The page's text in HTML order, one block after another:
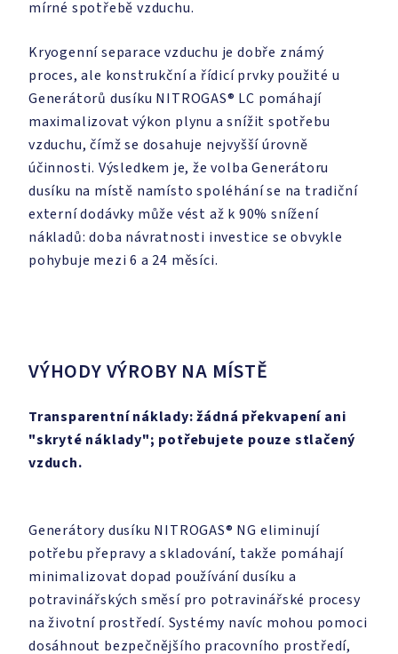
mírné spotřebě vzduchu.
Kryogenní separace vzduchu je dobře známý
proces, ale konstrukční a řídicí prvky použité u
Generátorů dusíku NITROGAS® LC pomáhají
maximalizovat výkon plynu a snížit spotřebu
vzduchu, čímž se dosahuje nejvyšší úrovně
účinnosti. Výsledkem je, že volba Generátoru
dusíku na místě namísto spoléhání se na tradiční
externí dodávky může vést až k 90% snížení
nákladů: doba návratnosti investice se obvykle
pohybuje mezi 6 a 24 měsíci.
VÝHODY VÝROBY NA MÍSTĚ
Transparentní náklady: žádná překvapení ani
"skryté náklady"; potřebujete pouze stlačený
vzduch.
Generátory dusíku NITROGAS® NG eliminují
potřebu přepravy a skladování, takže pomáhají
minimalizovat dopad používání dusíku a
potravinářských směsí pro potravinářské procesy
na životní prostředí. Systémy navíc mohou pomoci
dosáhnout bezpečnějšího pracovního prostředí,